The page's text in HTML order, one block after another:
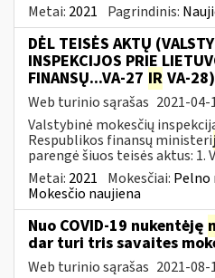
Metai: 2021 Pagrindinis:
DĖL TEISĖS AKTŲ
INSPEKCIJOS PRIE
FINANSŲ...VA-27 IR VA-28)
Web turinio sąrašas 2021-04-
Valstybinė mokesčių
Respublikos finansų ministeri
parengė šiuos teisės aktus: 1.
Metai: 2021 Mokesčiai: Pelno
Mokesčio naujiena
Nuo COVID-19 nukentėję
dar turi tris savaites
Web turinio sąrašas 2021-08-